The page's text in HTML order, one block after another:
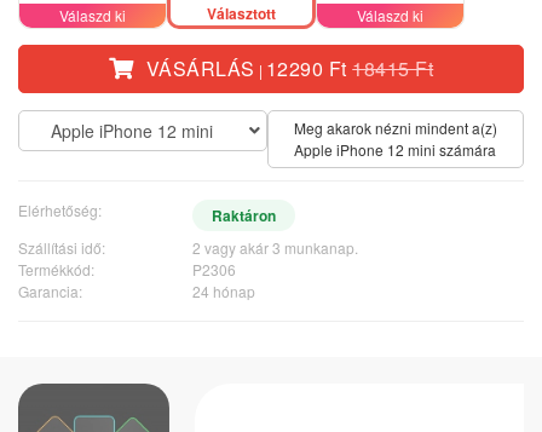
Válaszd ki Választott Válaszd ki
VÁSÁRLÁS | 12290 Ft18415 Ft
Apple iPhone 12 mini
Meg akarok nézni mindent a(z)
Apple iPhone 12 mini számára
Elérhetőség: Raktáron
Szállítási idő:
2 vagy akár 3 munkanap.
Termékkód:
P2306
Garancia:
24 hónap